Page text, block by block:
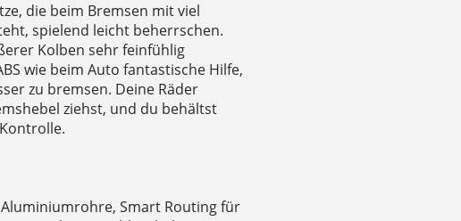
die beim Bremsen mit viel
spielend leicht beherrschen.
Kolben sehr feinfühlig
wie beim Auto fantastische Hilfe,
zu bremsen. Deine Räder
ziehst, und du behältst
Smart Routing für